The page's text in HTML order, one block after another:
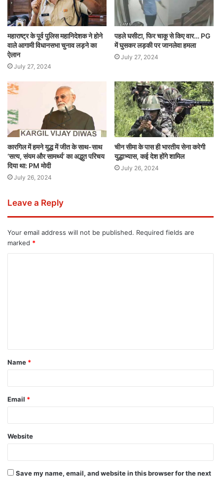
महाराष्ट्र के पूर्व पुलिस महानिदेशक ने होने
वाले आगामी विधानसभा चुनाव लड़ने का
ऐलान
July 27, 2024
पहले घसीटा, फिर चाकू से किए वार… PG
में घुसकर लड़की पर जानलेवा हमला
July 27, 2024
कारगिल में हमने युद्ध में जीत के साथ-साथ
‘सत्य, संयम और सामर्थ्य’ का अद्भुत परिचय
दिया था: PM मोदी
July 26, 2024
चीन सीमा के पास ही भारतीय सेना करेगी
युद्धाभ्यास, कई देश होंगे शामिल
July 26, 2024
Leave a Reply
Your email address will not be published. Required fields are
marked *
Name *
Email *
Website
Save my name, email, and website in this browser for the next